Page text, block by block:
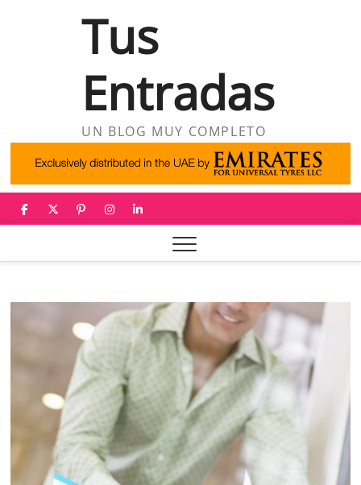
Tus
Entradas
UN BLOG MUY COMPLETO
facebook
twitter
pinterest
instagram
linkedin